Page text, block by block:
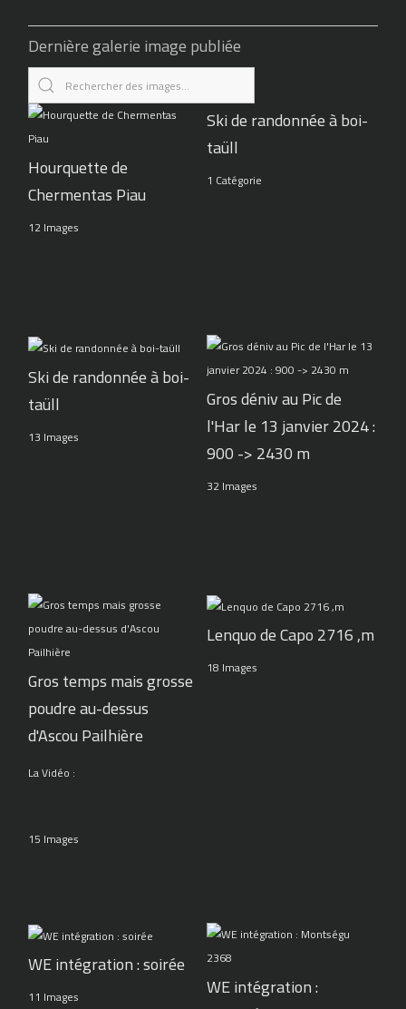
Dernière galerie image publiée
Hourquette de
Chermentas Piau
12 Images
Ski de randonnée à boi-
taüll
1 Catégorie
Ski de randonnée à boi-
taüll
13 Images
Gros déniv au Pic de
l'Har le 13 janvier 2024 :
900 -> 2430 m
32 Images
Gros temps mais grosse
poudre au-dessus
d'Ascou Pailhière
La Vidéo :
15 Images
Lenquo de Capo 2716 ,m
18 Images
WE intégration : soirée
11 Images
WE intégration :